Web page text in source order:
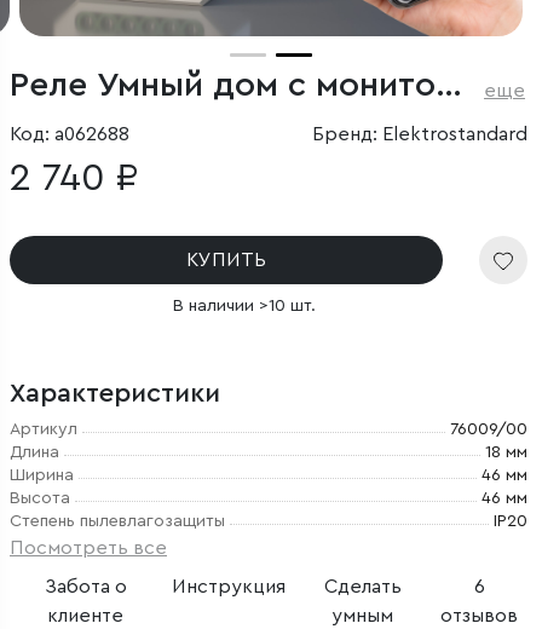
Реле Умный дом с мониторингом энергопотребления еще
Код: a062688 Бренд: Elektrostandard
2 740 ₽
КУПИТЬ
В наличии >10 шт.
Характеристики
Артикул
76009/00
Длина
18 мм
Ширина
46 мм
Высота
46 мм
Степень пылевлагозащиты
IP20
Посмотреть все
Забота о
клиенте
Инструкция
Сделать
умным
6
отзывов